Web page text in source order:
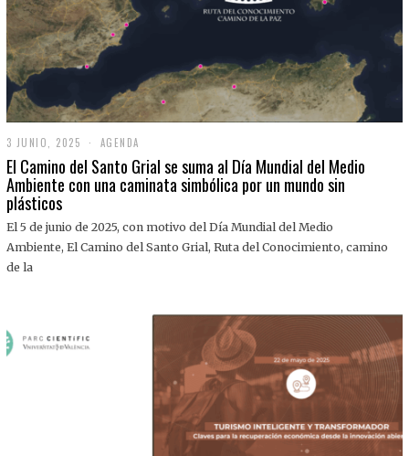
3 JUNIO, 2025
J
U
N
,
0
AGENDA
El Camino del Santo Grial se suma al Día Mundial del Medio
Ambiente con una caminata simbólica por un mundo sin
plásticos
El 5 de junio de 2025, con motivo del Día Mundial del Medio
Ambiente, El Camino del Santo Grial, Ruta del Conocimiento, camino
de la